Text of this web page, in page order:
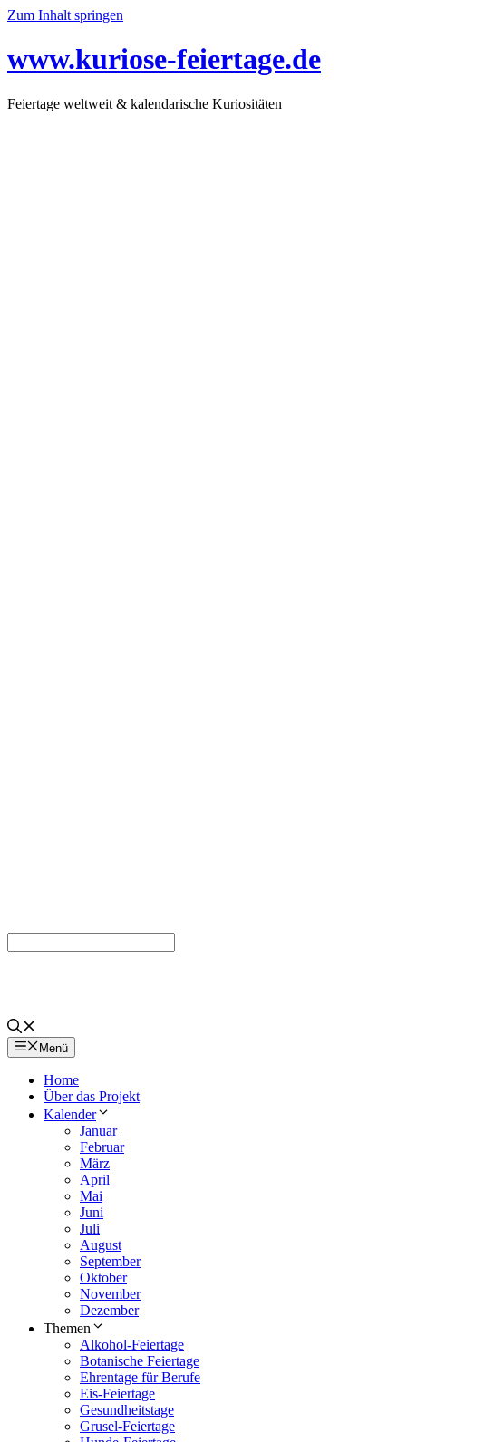
Zum Inhalt springen
www.kuriose-feiertage.de
Feiertage weltweit & kalendarische Kuriositäten
Menü
Home
Über das Projekt
Kalender
Januar
Februar
März
April
Mai
Juni
Juli
August
September
Oktober
November
Dezember
Themen
Alkohol-Feiertage
Botanische Feiertage
Ehrentage für Berufe
Eis-Feiertage
Gesundheitstage
Grusel-Feiertage